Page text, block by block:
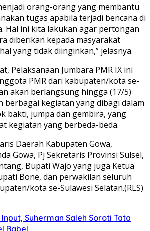
orang-orang yang membantu
tugas apabila terjadi bencana di
Hal ini kita lakukan agar pertongan
diberikan kepada masyarakat
yang tidak diinginkan,” jelasnya.
Pelaksanaan Jumbara PMR IX ini
PMR dari kabupaten/kota se-
akan berlangsung hingga (17/5)
berbagai kegiatan yang dibagi dalam
bakti, jumpa dan gembira, yang
kegiatan yang berbeda-beda.
Daerah Kabupaten Gowa,
Gowa, Pj Sekretaris Provinsi Sulsel,
Bupati Wajo yang juga Ketua
Bone, dan perwakilan seluruh
kota se-Sulawesi Selatan.(RLS)
Suherman Saleh Soroti Tata
Babel